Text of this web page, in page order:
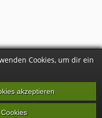
Cookies, um dir ein
akzeptieren